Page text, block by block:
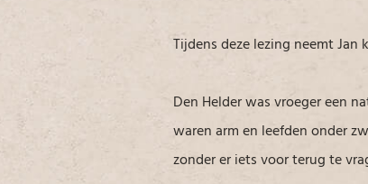
Tijdens deze lezing neemt Jan
Den Helder was vroeger een
waren arm en leefden onder
zonder er iets voor terug te